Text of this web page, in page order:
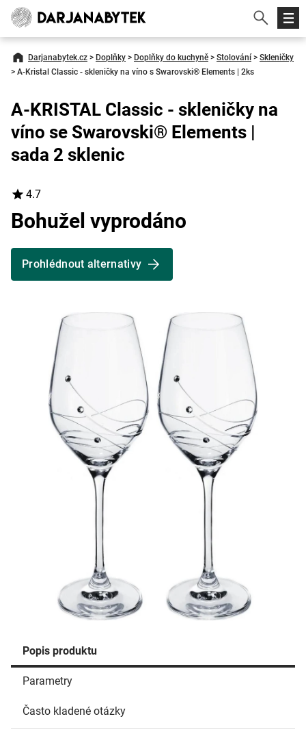
Darjanabytek.cz > Doplňky > Doplňky do kuchyně > Stolování > Skleničky
> A-Kristal Classic - skleničky na víno s Swarovski® Elements | 2ks
Popis produktu
Parametry
Často kladené otázky
A-KRISTAL Classic - skleničky na
víno se Swarovski® Elements |
sada 2 sklenic
4.7
Bohužel vyprodáno
Prohlédnout alternativy